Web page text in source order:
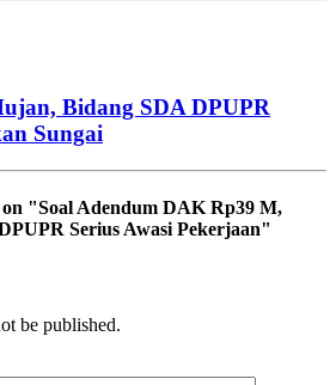
Bidang SDA DPUPR
Sungai
on "Soal Adendum DAK Rp39 M,
Serius Awasi Pekerjaan"
be published.